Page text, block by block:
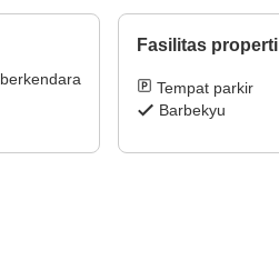
berkendara
Fasilitas properti
Tempat parkir
Barbekyu